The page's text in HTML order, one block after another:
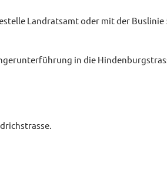
Landratsamt oder mit der Buslinie
in die